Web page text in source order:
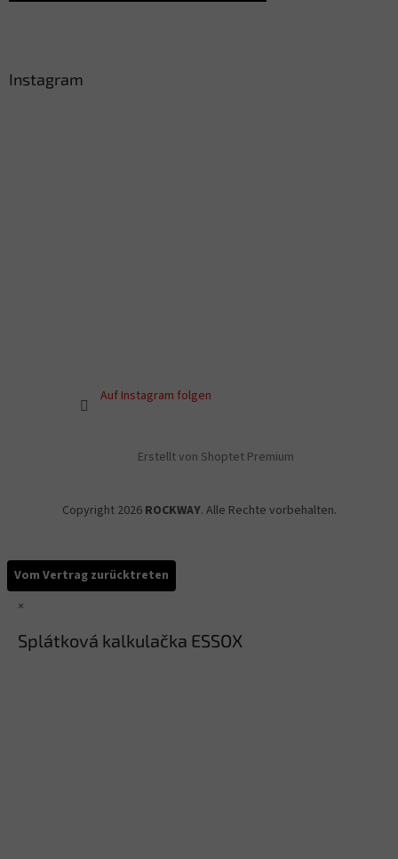
Instagram
Auf Instagram folgen
Erstellt von Shoptet Premium
Copyright 2026 ROCKWAY. Alle Rechte vorbehalten.
Vom Vertrag zurücktreten
×
Splátková kalkulačka ESSOX